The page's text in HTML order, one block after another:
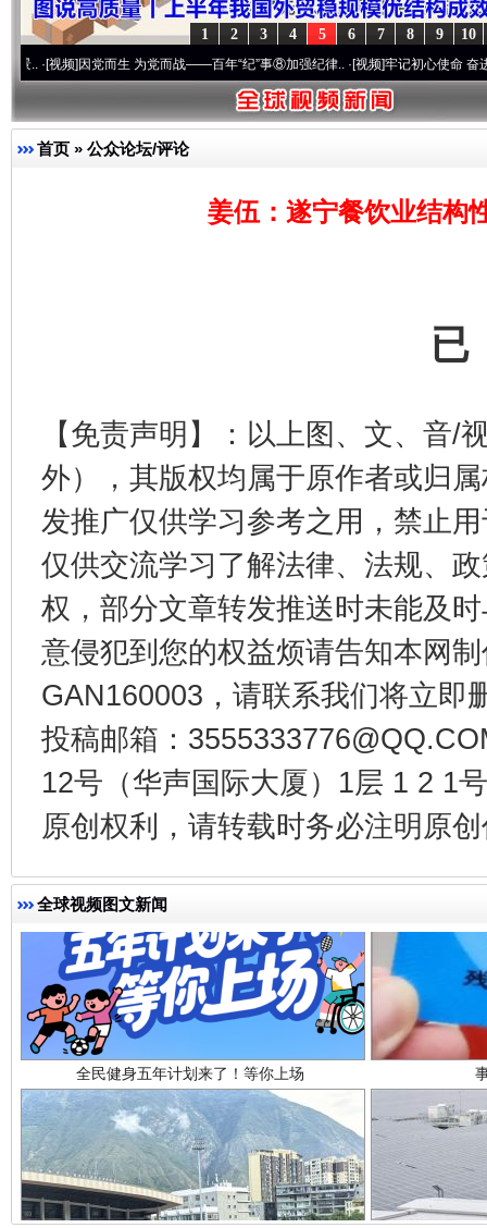
10
9
8
7
6
5
4
3
2
1
因党而生 为党而战——百年“纪”事⑧加强纪律..·[视频]牢记初心使命 奋进复兴征程
首页 » 公众论坛/评论
姜伍：遂宁餐饮业结构
【免责声明】：以上图、文、音/
外），其版权均属于原作者或归
发推广仅供学习参考之用，禁止
仅供交流学习了解法律、法规、
权，部分文章转发推送时未能及
意侵犯到您的权益烦请告知本网
GAN160003，请联系我们将立即
投稿邮箱：
12号（华声国际大厦）1层 1 2 1
原创权利，请转载时务必注明原
全球视频图文新闻
千年窑火 生生不息 一
受贿1.44亿！段成刚被判无期 从幼
全民健身五年计划来了！等你上场